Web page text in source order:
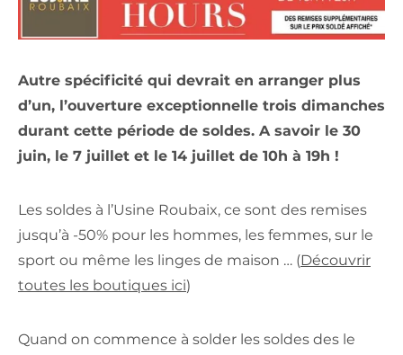
Autre spécificité qui devrait en arranger plus
d’un, l’ouverture exceptionnelle trois dimanches
durant cette période de soldes. A savoir le 30
juin, le 7 juillet et le 14 juillet de 10h à 19h !
Les soldes à l’Usine Roubaix, ce sont des remises
jusqu’à -50% pour les hommes, les femmes, sur le
sport ou même les linges de maison … (Découvrir
toutes les boutiques ici)
Quand on commence à solder les soldes des le